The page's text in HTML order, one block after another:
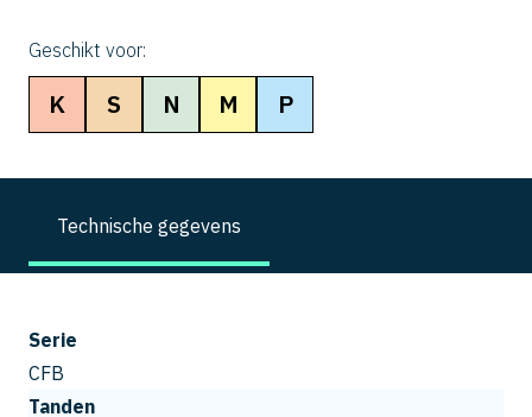
Geschikt voor:
K S N M P
Technische gegevens
Serie
CFB
Tanden